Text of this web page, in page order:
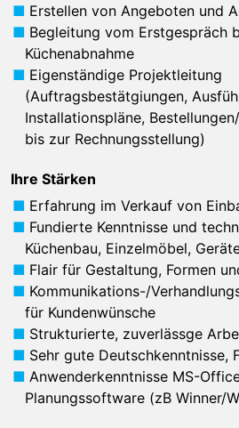
Erstellen von Angeboten und
Begleitung vom Erstgespräch
Küchenabnahme
Eigenständige Projektleitung
(Auftragsbestätgiungen,
Installationspläne,
bis zur Rechnungsstellung)
Ihre Stärken
Erfahrung im Verkauf von
Fundierte Kenntnisse und
Küchenbau, Einzelmöbel,
Flair für Gestaltung, Formen
Kommunikations-/
für Kundenwünsche
Strukturierte, zuverlässge
Sehr gute Deutschkenntnisse,
Anwenderkenntnisse MS-
Planungssoftware (zB Winner/